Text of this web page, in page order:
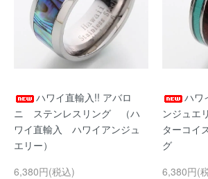
ハワイ直輸入!! アバロ
ニ ステンレスリング （ハ
ワイ直輸入 ハワイアンジュ
エリー）
6,380円(税込)
ハワ
ンジュエ
ターコイ
グ
6,380円(